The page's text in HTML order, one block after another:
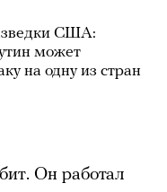
США:
может
на одну из стран
Он работал